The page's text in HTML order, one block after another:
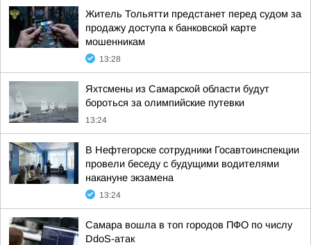
Житель Тольятти предстанет перед судом за
продажу доступа к банковской карте
мошенникам
13:28
Яхтсмены из Самарской области будут
бороться за олимпийские путевки
13:24
В Нефтегорске сотрудники Госавтоинспекции
провели беседу с будущими водителями
накануне экзамена
13:24
Самара вошла в топ городов ПФО по числу
DdoS-атак